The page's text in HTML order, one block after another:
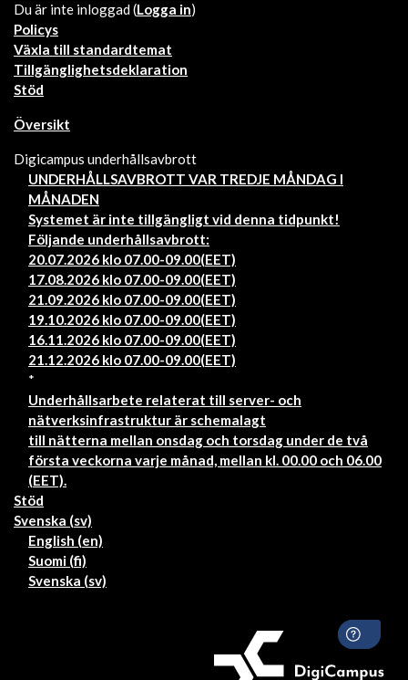
Du är inte inloggad (Logga in)
Policys
Växla till standardtemat
Tillgänglighetsdeklaration
Stöd
Översikt
Digicampus underhållsavbrott
UNDERHÅLLSAVBROTT VAR TREDJE MÅNDAG I
MÅNADEN
Systemet är inte tillgängligt vid denna tidpunkt!
Följande underhållsavbrott:
20.07.2026 klo 07.00-09.00(EET)
17.08.2026 klo 07.00-09.00(EET)
21.09.2026 klo 07.00-09.00(EET)
19.10.2026 klo 07.00-09.00(EET)
16.11.2026 klo 07.00-09.00(EET)
21.12.2026 klo 07.00-09.00(EET)
*
Underhållsarbete relaterat till server- och
nätverksinfrastruktur är schemalagt
till nätterna mellan onsdag och torsdag under de två
första veckorna varje månad, mellan kl. 00.00 och 06.00
(EET).
Stöd
Svenska ‎(sv)‎
English ‎(en)‎
Suomi ‎(fi)‎
Svenska ‎(sv)‎